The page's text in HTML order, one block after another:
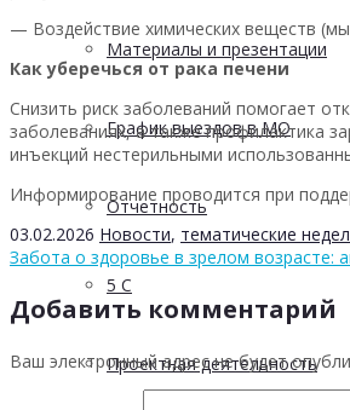
Материалы и презентации
График выездов в МО
Отчетность
5 С
Проектная деятельность
— Воздействие химических веществ
Как уберечься от рака печени
Снизить риск заболеваний помогает
заболеваниях, а также профилактика
инъекций нестерильными
Информирование проводится при
03.02.2026 Новости, тематические
Забота о здоровье в зрелом возрасте:
Добавить комментарий
Ваш электронный адрес не будет